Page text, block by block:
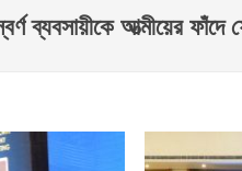
ব্যবসায়ীকে আত্মীয়ের